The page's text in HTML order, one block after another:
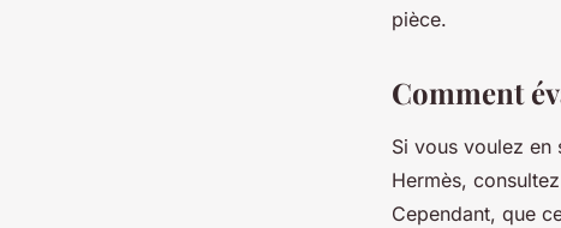
pièce.
Comment
Si vous voulez en
Hermès, consultez
Cependant, que